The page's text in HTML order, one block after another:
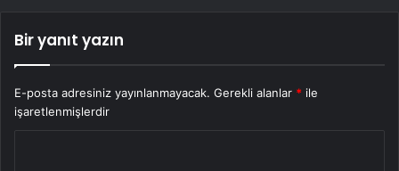
Bir yanıt yazın
E-posta adresiniz yayınlanmayacak. Gerekli alanlar * ile
işaretlenmişlerdir